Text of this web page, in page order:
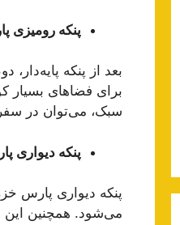
پنکه رومیزی
بعد از پنکه
برای فضاهای بسیار
سبک، می‌توان در
پنکه دیواری
پنکه دیواری پارس
می‌شود. همچنین این